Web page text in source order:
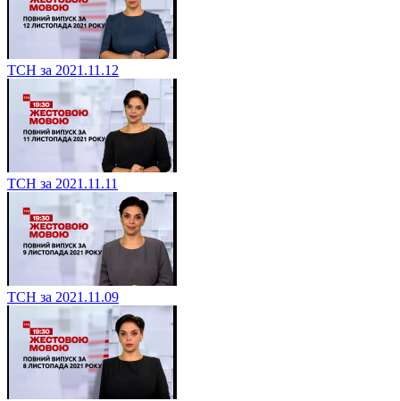
ТСН за 2021.11.12
ТСН за 2021.11.11
ТСН за 2021.11.09